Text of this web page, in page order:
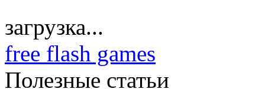
загрузка...
free flash games
Полезные статьи